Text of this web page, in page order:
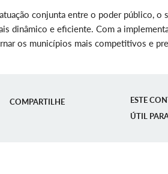
conjunta entre o poder público,
dinâmico e eficiente. Com a
os municípios mais competitivos e
COMPARTILHE
ESTE
ÚTIL